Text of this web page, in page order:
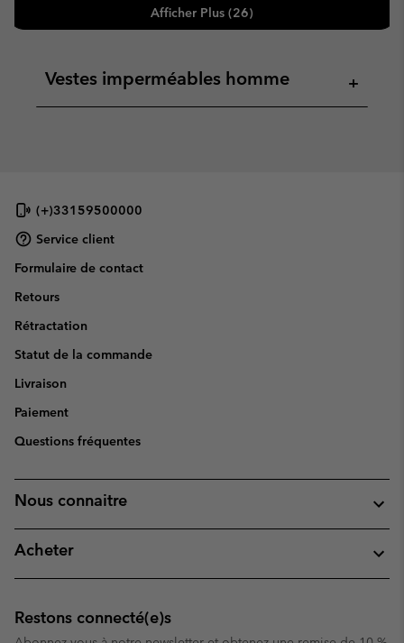
Afficher Plus (26)
Vestes imperméables homme +
(+)33159500000
Service client
Formulaire de contact
Retours
Rétractation
Statut de la commande
Livraison
Paiement
Questions fréquentes
Nous connaitre
Acheter
Restons connecté(e)s